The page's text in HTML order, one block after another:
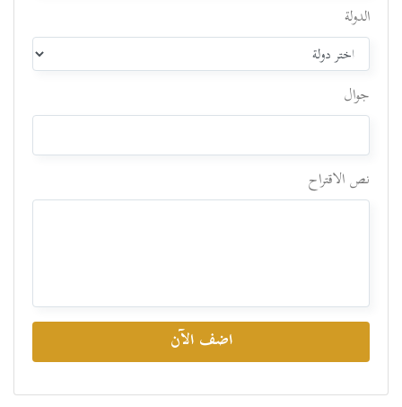
الدولة
جوال
نص الاقتراح
اضف الآن